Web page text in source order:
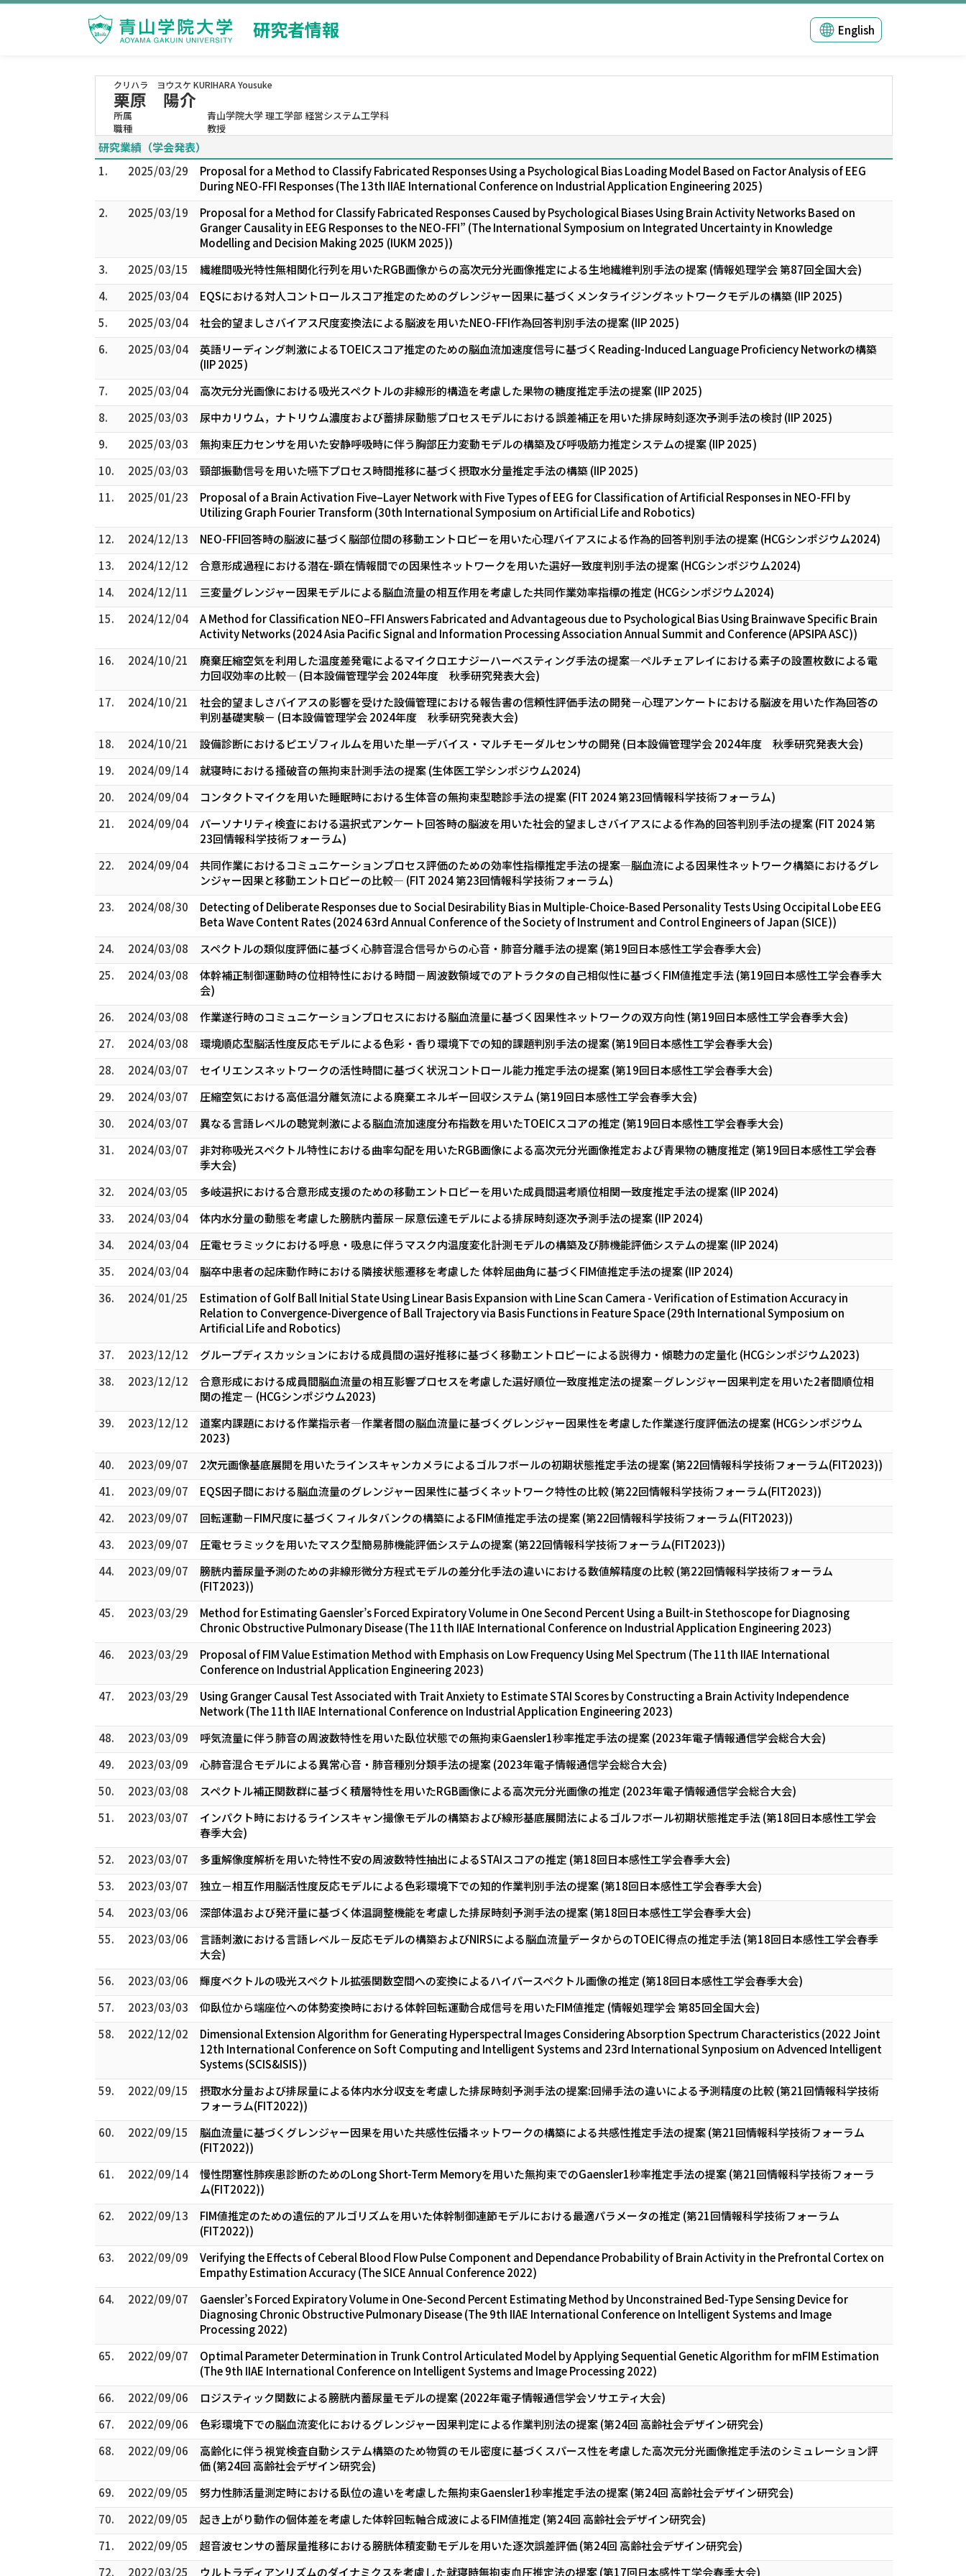
研究者情報 English
クリハラ ヨウスケ KURIHARA Yousuke
栗原 陽介
所属
青山学院大学 理工学部 経営システム工学科
職種
教授
研究業績（学会発表）
1.
2025/03/29
Proposal for a Method to Classify Fabricated Responses Using a Psychological Bias Loading Model Based on Factor Analysis of EEG
During NEO-FFI Responses (The 13th IIAE International Conference on Industrial Application Engineering 2025)
2.
2025/03/19
Proposal for a Method for Classify Fabricated Responses Caused by Psychological Biases Using Brain Activity Networks Based on
Granger Causality in EEG Responses to the NEO-FFI” (The International Symposium on Integrated Uncertainty in Knowledge
Modelling and Decision Making 2025 (IUKM 2025))
3.
2025/03/15
繊維間吸光特性無相関化行列を用いたRGB画像からの高次元分光画像推定による生地繊維判別手法の提案 (情報処理学会 第87回全国大会)
4.
2025/03/04
EQSにおける対人コントロールスコア推定のためのグレンジャー因果に基づくメンタライジングネットワークモデルの構築 (IIP 2025)
5.
2025/03/04
社会的望ましさバイアス尺度変換法による脳波を用いたNEO-FFI作為回答判別手法の提案 (IIP 2025)
6.
2025/03/04
英語リーディング刺激によるTOEICスコア推定のための脳血流加速度信号に基づくReading-Induced Language Proficiency Networkの構築
(IIP 2025)
7.
2025/03/04
高次元分光画像における吸光スペクトルの非線形的構造を考慮した果物の糖度推定手法の提案 (IIP 2025)
8.
2025/03/03
尿中カリウム，ナトリウム濃度および蓄排尿動態プロセスモデルにおける誤差補正を用いた排尿時刻逐次予測手法の検討 (IIP 2025)
9.
2025/03/03
無拘束圧力センサを用いた安静呼吸時に伴う胸部圧力変動モデルの構築及び呼吸筋力推定システムの提案 (IIP 2025)
10.
2025/03/03
頸部振動信号を用いた嚥下プロセス時間推移に基づく摂取水分量推定手法の構築 (IIP 2025)
11.
2025/01/23
Proposal of a Brain Activation Five–Layer Network with Five Types of EEG for Classification of Artificial Responses in NEO-FFI by
Utilizing Graph Fourier Transform (30th International Symposium on Artificial Life and Robotics)
12.
2024/12/13
NEO-FFI回答時の脳波に基づく脳部位間の移動エントロピーを用いた心理バイアスによる作為的回答判別手法の提案 (HCGシンポジウム2024)
13.
2024/12/12
合意形成過程における潜在-顕在情報間での因果性ネットワークを用いた選好一致度判別手法の提案 (HCGシンポジウム2024)
14.
2024/12/11
三変量グレンジャー因果モデルによる脳血流量の相互作用を考慮した共同作業効率指標の推定 (HCGシンポジウム2024)
15.
2024/12/04
A Method for Classification NEO–FFI Answers Fabricated and Advantageous due to Psychological Bias Using Brainwave Specific Brain
Activity Networks (2024 Asia Pacific Signal and Information Processing Association Annual Summit and Conference (APSIPA ASC))
16.
2024/10/21
廃棄圧縮空気を利用した温度差発電によるマイクロエナジーハーベスティング手法の提案―ペルチェアレイにおける素子の設置枚数による電
力回収効率の比較― (日本設備管理学会 2024年度 秋季研究発表大会)
17.
2024/10/21
社会的望ましさバイアスの影響を受けた設備管理における報告書の信頼性評価手法の開発－心理アンケートにおける脳波を用いた作為回答の
判別基礎実験－ (日本設備管理学会 2024年度 秋季研究発表大会)
18.
2024/10/21
設備診断におけるピエゾフィルムを用いた単一デバイス・マルチモーダルセンサの開発 (日本設備管理学会 2024年度 秋季研究発表大会)
19.
2024/09/14
就寝時における掻破⾳の無拘束計測⼿法の提案 (生体医工学シンポジウム2024)
20.
2024/09/04
コンタクトマイクを用いた睡眠時における生体音の無拘束型聴診手法の提案 (FIT 2024 第23回情報科学技術フォーラム)
21.
2024/09/04
パーソナリティ検査における選択式アンケート回答時の脳波を用いた社会的望ましさバイアスによる作為的回答判別手法の提案 (FIT 2024 第
23回情報科学技術フォーラム)
22.
2024/09/04
共同作業におけるコミュニケーションプロセス評価のための効率性指標推定手法の提案―脳血流による因果性ネットワーク構築におけるグレ
ンジャー因果と移動エントロピーの比較― (FIT 2024 第23回情報科学技術フォーラム)
23.
2024/08/30
Detecting of Deliberate Responses due to Social Desirability Bias in Multiple-Choice-Based Personality Tests Using Occipital Lobe EEG
Beta Wave Content Rates (2024 63rd Annual Conference of the Society of Instrument and Control Engineers of Japan (SICE))
24.
2024/03/08
スペクトルの類似度評価に基づく心肺音混合信号からの心音・肺音分離手法の提案 (第19回日本感性工学会春季大会)
25.
2024/03/08
体幹補正制御運動時の位相特性における時間－周波数領域でのアトラクタの自己相似性に基づくFIM値推定手法 (第19回日本感性工学会春季大
会)
26.
2024/03/08
作業遂行時のコミュニケーションプロセスにおける脳血流量に基づく因果性ネットワークの双方向性 (第19回日本感性工学会春季大会)
27.
2024/03/08
環境順応型脳活性度反応モデルによる色彩・香り環境下での知的課題判別手法の提案 (第19回日本感性工学会春季大会)
28.
2024/03/07
セイリエンスネットワークの活性時間に基づく状況コントロール能力推定手法の提案 (第19回日本感性工学会春季大会)
29.
2024/03/07
圧縮空気における高低温分離気流による廃棄エネルギー回収システム (第19回日本感性工学会春季大会)
30.
2024/03/07
異なる言語レベルの聴覚刺激による脳血流加速度分布指数を用いたTOEICスコアの推定 (第19回日本感性工学会春季大会)
31.
2024/03/07
非対称吸光スペクトル特性における曲率勾配を用いたRGB画像による高次元分光画像推定および青果物の糖度推定 (第19回日本感性工学会春
季大会)
32.
2024/03/05
多岐選択における合意形成支援のための移動エントロピーを用いた成員間選考順位相関一致度推定手法の提案 (IIP 2024)
33.
2024/03/04
体内水分量の動態を考慮した膀胱内蓄尿－尿意伝達モデルによる排尿時刻逐次予測手法の提案 (IIP 2024)
34.
2024/03/04
圧電セラミックにおける呼息・吸息に伴うマスク内温度変化計測モデルの構築及び肺機能評価システムの提案 (IIP 2024)
35.
2024/03/04
脳卒中患者の起床動作時における隣接状態遷移を考慮した 体幹屈曲角に基づくFIM値推定手法の提案 (IIP 2024)
36.
2024/01/25
Estimation of Golf Ball Initial State Using Linear Basis Expansion with Line Scan Camera - Verification of Estimation Accuracy in
Relation to Convergence-Divergence of Ball Trajectory via Basis Functions in Feature Space (29th International Symposium on
Artificial Life and Robotics)
37.
2023/12/12
グループディスカッションにおける成員間の選好推移に基づく移動エントロピーによる説得力・傾聴力の定量化 (HCGシンポジウム2023)
38.
2023/12/12
合意形成における成員間脳血流量の相互影響プロセスを考慮した選好順位一致度推定法の提案－グレンジャー因果判定を用いた2者間順位相
関の推定－ (HCGシンポジウム2023)
39.
2023/12/12
道案内課題における作業指示者―作業者間の脳血流量に基づくグレンジャー因果性を考慮した作業遂行度評価法の提案 (HCGシンポジウム
2023)
40.
2023/09/07
2次元画像基底展開を用いたラインスキャンカメラによるゴルフボールの初期状態推定手法の提案 (第22回情報科学技術フォーラム(FIT2023))
41.
2023/09/07
EQS因子間における脳血流量のグレンジャー因果性に基づくネットワーク特性の比較 (第22回情報科学技術フォーラム(FIT2023))
42.
2023/09/07
回転運動－FIM尺度に基づくフィルタバンクの構築によるFIM値推定手法の提案 (第22回情報科学技術フォーラム(FIT2023))
43.
2023/09/07
圧電セラミックを用いたマスク型簡易肺機能評価システムの提案 (第22回情報科学技術フォーラム(FIT2023))
44.
2023/09/07
膀胱内蓄尿量予測のための非線形微分方程式モデルの差分化手法の違いにおける数値解精度の比較 (第22回情報科学技術フォーラム
(FIT2023))
45.
2023/03/29
Method for Estimating Gaensler’s Forced Expiratory Volume in One Second Percent Using a Built-in Stethoscope for Diagnosing
Chronic Obstructive Pulmonary Disease (The 11th IIAE International Conference on Industrial Application Engineering 2023)
46.
2023/03/29
Proposal of FIM Value Estimation Method with Emphasis on Low Frequency Using Mel Spectrum (The 11th IIAE International
Conference on Industrial Application Engineering 2023)
47.
2023/03/29
Using Granger Causal Test Associated with Trait Anxiety to Estimate STAI Scores by Constructing a Brain Activity Independence
Network (The 11th IIAE International Conference on Industrial Application Engineering 2023)
48.
2023/03/09
呼気流量に伴う肺音の周波数特性を用いた臥位状態での無拘束Gaensler1秒率推定手法の提案 (2023年電子情報通信学会総合大会)
49.
2023/03/09
心肺音混合モデルによる異常心音・肺音種別分類手法の提案 (2023年電子情報通信学会総合大会)
50.
2023/03/08
スペクトル補正関数群に基づく積層特性を用いたRGB画像による高次元分光画像の推定 (2023年電子情報通信学会総合大会)
51.
2023/03/07
インパクト時におけるラインスキャン撮像モデルの構築および線形基底展開法によるゴルフボール初期状態推定手法 (第18回日本感性工学会
春季大会)
52.
2023/03/07
多重解像度解析を用いた特性不安の周波数特性抽出によるSTAIスコアの推定 (第18回日本感性工学会春季大会)
53.
2023/03/07
独立－相互作用脳活性度反応モデルによる色彩環境下での知的作業判別手法の提案 (第18回日本感性工学会春季大会)
54.
2023/03/06
深部体温および発汗量に基づく体温調整機能を考慮した排尿時刻予測手法の提案 (第18回日本感性工学会春季大会)
55.
2023/03/06
言語刺激における言語レベル－反応モデルの構築およびNIRSによる脳血流量データからのTOEIC得点の推定手法 (第18回日本感性工学会春季
大会)
56.
2023/03/06
輝度ベクトルの吸光スペクトル拡張関数空間への変換によるハイパースペクトル画像の推定 (第18回日本感性工学会春季大会)
57.
2023/03/03
仰臥位から端座位への体勢変換時における体幹回転運動合成信号を用いたFIM値推定 (情報処理学会 第85回全国大会)
58.
2022/12/02
Dimensional Extension Algorithm for Generating Hyperspectral Images Considering Absorption Spectrum Characteristics (2022 Joint
12th International Conference on Soft Computing and Intelligent Systems and 23rd International Synposium on Advenced Intelligent
Systems (SCIS&ISIS))
59.
2022/09/15
摂取水分量および排尿量による体内水分収支を考慮した排尿時刻予測手法の提案:回帰手法の違いによる予測精度の比較 (第21回情報科学技術
フォーラム(FIT2022))
60.
2022/09/15
脳血流量に基づくグレンジャー因果を用いた共感性伝播ネットワークの構築による共感性推定手法の提案 (第21回情報科学技術フォーラム
(FIT2022))
61.
2022/09/14
慢性閉塞性肺疾患診断のためのLong Short-Term Memoryを用いた無拘束でのGaensler1秒率推定手法の提案 (第21回情報科学技術フォーラ
ム(FIT2022))
62.
2022/09/13
FIM値推定のための遺伝的アルゴリズムを用いた体幹制御連節モデルにおける最適パラメータの推定 (第21回情報科学技術フォーラム
(FIT2022))
63.
2022/09/09
Verifying the Effects of Ceberal Blood Flow Pulse Component and Dependance Probability of Brain Activity in the Prefrontal Cortex on
Empathy Estimation Accuracy (The SICE Annual Conference 2022)
64.
2022/09/07
Gaensler’s Forced Expiratory Volume in One-Second Percent Estimating Method by Unconstrained Bed-Type Sensing Device for
Diagnosing Chronic Obstructive Pulmonary Disease (The 9th IIAE International Conference on Intelligent Systems and Image
Processing 2022)
65.
2022/09/07
Optimal Parameter Determination in Trunk Control Articulated Model by Applying Sequential Genetic Algorithm for mFIM Estimation
(The 9th IIAE International Conference on Intelligent Systems and Image Processing 2022)
66.
2022/09/06
ロジスティック関数による膀胱内蓄尿量モデルの提案 (2022年電子情報通信学会ソサエティ大会)
67.
2022/09/06
色彩環境下での脳血流変化におけるグレンジャー因果判定による作業判別法の提案 (第24回 高齢社会デザイン研究会)
68.
2022/09/06
高齢化に伴う視覚検査自動システム構築のため物質のモル密度に基づくスパース性を考慮した高次元分光画像推定手法のシミュレーション評
価 (第24回 高齢社会デザイン研究会)
69.
2022/09/05
努力性肺活量測定時における臥位の違いを考慮した無拘束Gaensler1秒率推定手法の提案 (第24回 高齢社会デザイン研究会)
70.
2022/09/05
起き上がり動作の個体差を考慮した体幹回転軸合成波によるFIM値推定 (第24回 高齢社会デザイン研究会)
71.
2022/09/05
超音波センサの蓄尿量推移における膀胱体積変動モデルを用いた逐次誤差評価 (第24回 高齢社会デザイン研究会)
72.
2022/03/25 ウルトラディアンリズムのダイナミクスを考慮した就寝時無拘束血圧推定法の提案 (第17回日本感性工学会春季大会)